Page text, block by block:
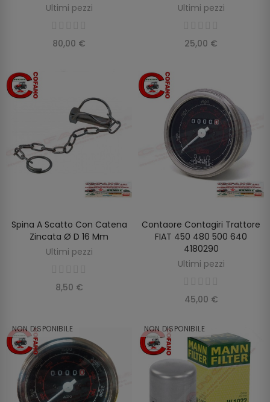
Ultimi pezzi
80,00 €
Ultimi pezzi
25,00 €
AGGIUNGI AL CARRELLO
Spina A Scatto Con Catena
Zincata Ø D 16 Mm
Ultimi pezzi
8,50 €
AGGIUNGI AL CARRELLO
Contaore Contagiri Trattore
FIAT 450 480 500 640
4180290
Ultimi pezzi
45,00 €
NON DISPONIBILE NON DISPONIBILE